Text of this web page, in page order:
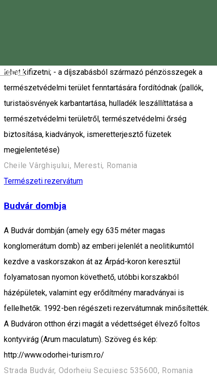
Magyar
lehet kifizetni; - a díjszabásból származó pénzösszegek a
természetvédelmi terület fenntartására fordítódnak (pallók,
turistaösvények karbantartása, hulladék leszállíttatása a
természetvédelmi területről, természetvédelmi őrség
biztosítása, kiadványok, ismeretterjesztő füzetek
megjelentetése)
Cheile Vârghişului, Meresti, Romania
Természeti rezervátum
Budvár dombja
A Budvár dombján (amely egy 635 méter magas
konglomerátum domb) az emberi jelenlét a neolitikumtól
kezdve a vaskorszakon át az Árpád-koron keresztül
folyamatosan nyomon követhető, utóbbi korszakból
házépületek, valamint egy erődítmény maradványai is
fellelhetők. 1992-ben régészeti rezervátumnak minősítették.
A Budváron otthon érzi magát a védettséget élvező foltos
kontyvirág (Arum maculatum). Szöveg és kép:
http://www.odorhei-turism.ro/
Strada Budvár, Odorheiu Secuiesc 535600, Romania